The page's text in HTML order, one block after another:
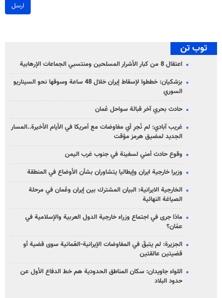
ارسل
توب تن
اعتقال 8 من كبار الأشرار المسلحين ومنتسبي الجماعات الإرهابية
بزشكيان: خططوا لإسقاط إيران خلال 48 ساعة وسوقها نحو السيناريو
السوري
حادث بحري آخر قبالة سواحل عُمان
غريب آبادي: لم نُجرِ أي مفاوضات مع أمريكا في الأيام الأخيرة..المسار
الجديد لمضيق هرمز مؤقت
وقوع حادث أمني لسفينة في جنوب غرب اليمن
وزيرا خارجية ايران وإيطاليا يتشاوران بشأن الأوضاع في المنطقة
الخارجية الايرانية: البيان المشترك بين إيران وعُمان في مرحلة
الصياغة النهائية
ماذا جرى في اجتماع وزراء خارجية الدول العربية والإسلامية في
عمّان؟
الجزيرة: لم يتبقّ في المفاوضات الإيرانية-العُمانية سوى قضية أو
قضيتين عالقتين
اللواء جاويدان: سكان المناطق الحدودية هم خط الدفاع الأول عن
حدود البلاد